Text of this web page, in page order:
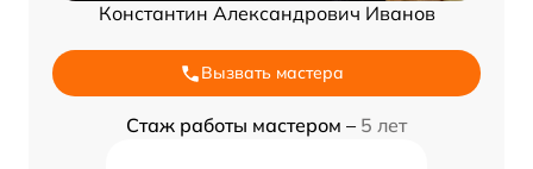
Константин Александрович Иванов
Вызвать мастера
Стаж работы мастером – 5 лет